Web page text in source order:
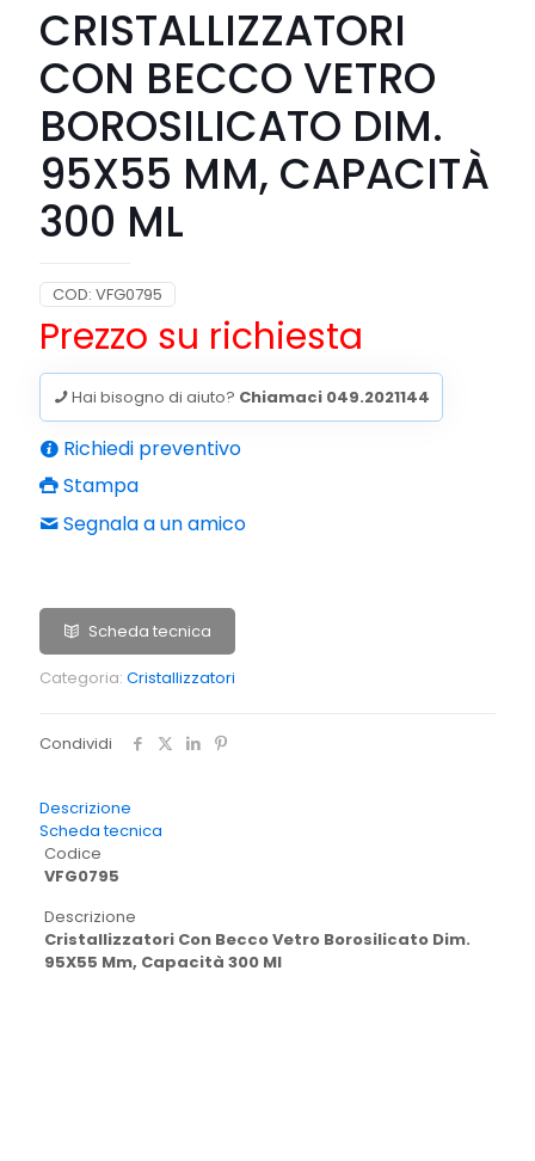
CRISTALLIZZATORI
CON BECCO VETRO
BOROSILICATO DIM.
95X55 MM, CAPACITÀ
300 ML
COD: VFG0795
Prezzo su richiesta
Hai bisogno di aiuto? Chiamaci 049.2021144
Richiedi preventivo
Stampa
Segnala a un amico
Scheda tecnica
Categoria: Cristallizzatori
Condividi
Descrizione
Scheda tecnica
Codice
VFG0795
Descrizione
Cristallizzatori Con Becco Vetro Borosilicato Dim.
95X55 Mm, Capacità 300 Ml